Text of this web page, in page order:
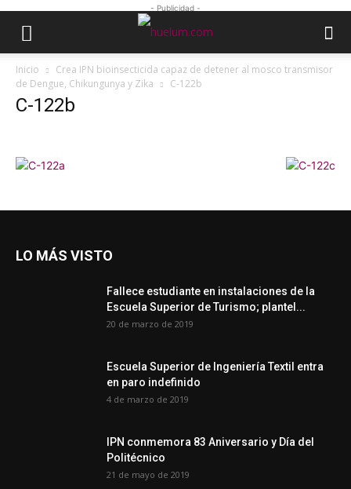
- Publicidad -
Inicio
Crea IPN bioinsecticida capaz de detener al mosco transmisor
de Dengue, Chikungunya y Zika
C-122b
C-122b
LO MÁS VISTO
Fallece estudiante en instalaciones de la
Escuela Superior de Turismo; plantel...
20 de marzo de 2019
Escuela Superior de Ingeniería Textil entra
en paro indefinido
4 de marzo de 2019
IPN conmemora 83 Aniversario y Día del
Politécnico
21 de mayo de 2019